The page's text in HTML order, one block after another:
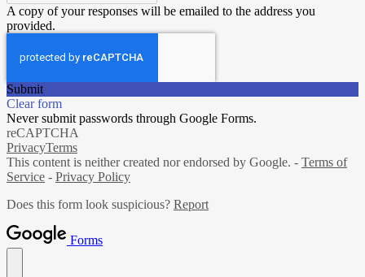
A copy of your responses will be emailed to the address you
provided.
Submit
Clear form
Never submit passwords through Google Forms.
reCAPTCHA
PrivacyTerms
This content is neither created nor endorsed by Google. - Terms of
Service - Privacy Policy
Does this form look suspicious? Report
Forms